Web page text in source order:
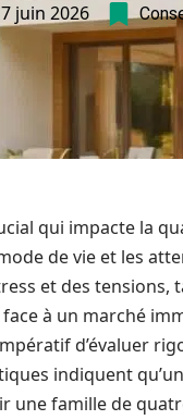
juin 2026
qui impacte la
de vie et les
et des tensions,
à un marché
d’évaluer
indiquent
une famille de